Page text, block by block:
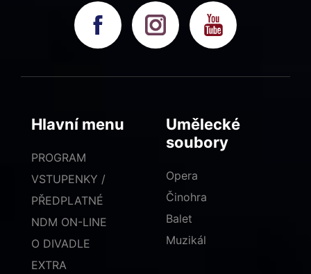
Hlavní menu
PROGRAM
VSTUPENKY /
PŘEDPLATNÉ
NDM ON-LINE
O DIVADLE
EXTRA
Umělecké
soubory
Opera
Činohra
Balet
Muzikál